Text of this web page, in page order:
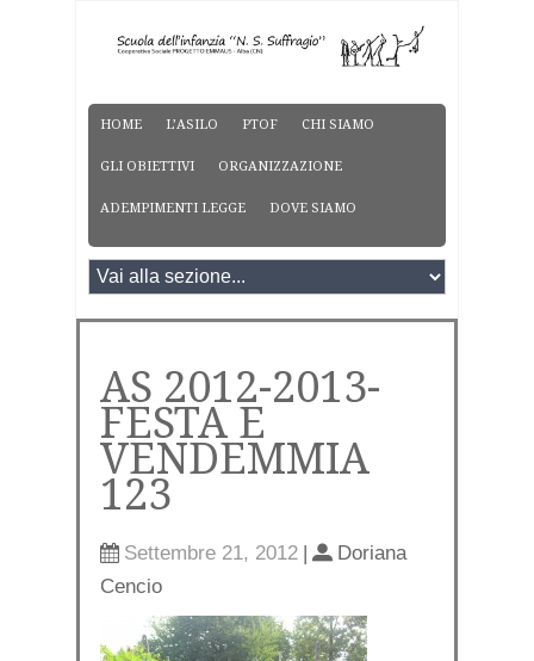
HOME L’ASILO PTOF CHI SIAMO
GLI OBIETTIVI ORGANIZZAZIONE
ADEMPIMENTI LEGGE DOVE SIAMO
AS 2012-2013-
FESTA E
VENDEMMIA
123
Settembre 21, 2012 |
Doriana
Cencio